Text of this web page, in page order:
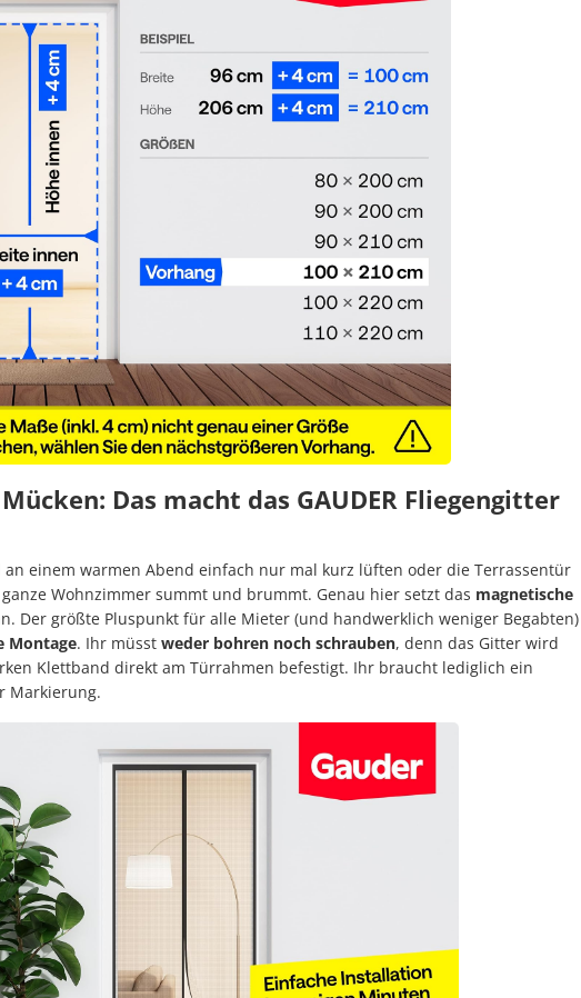
Das macht das GAUDER Fliegengitter
einem warmen Abend einfach nur mal kurz lüften oder die Terrassentür
Wohnzimmer summt und brummt. Genau hier setzt das magnetische
Der größte Pluspunkt für alle Mieter (und handwerklich weniger Begabten)
Montage. Ihr müsst weder bohren noch schrauben, denn das Gitter wird
Klettband direkt am Türrahmen befestigt. Ihr braucht lediglich ein
Markierung.